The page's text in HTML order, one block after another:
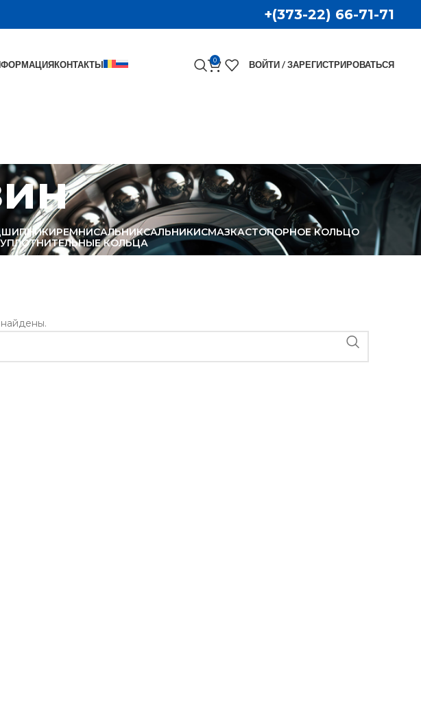
+(373-22) 66-71-71
КОНТАКТЫ 0 ВОЙТИ / ЗАРЕГИСТРИРОВАТЬСЯ
РЕМНИСАЛЬНИКСАЛЬНИКИСМАЗКАСТОПОРНОЕ КОЛЬЦО
УПЛОТНИТЕЛЬНЫЕ КОЛЬЦА